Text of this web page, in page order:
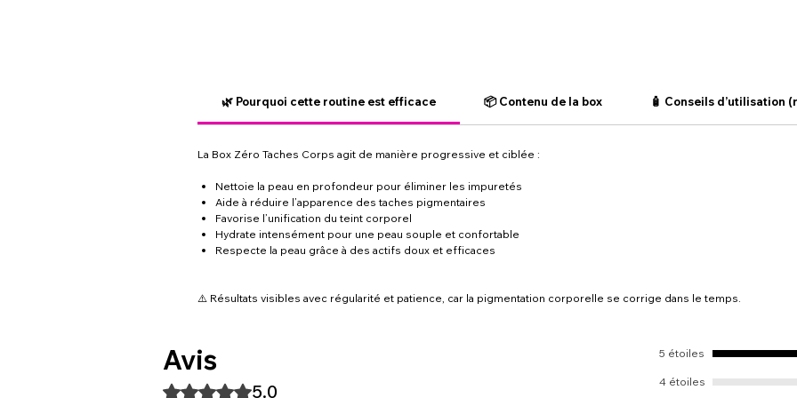
🌿 Pourquoi cette routine est efficace 📦 Contenu de la box 🧴 Conseils d’utilisation
La Box Zéro Taches Corps agit de manière progressive et ciblée :
Nettoie la peau en profondeur pour éliminer les impuretés
Aide à réduire l’apparence des taches pigmentaires
Favorise l’unification du teint corporel
Hydrate intensément pour une peau souple et confortable
Respecte la peau grâce à des actifs doux et efficaces
⚠️ Résultats visibles avec régularité et patience, car la pigmentation corporelle se corrige dans le temps.
Avis
Noté 5 sur 5. 5.0
5 étoiles
4 étoiles